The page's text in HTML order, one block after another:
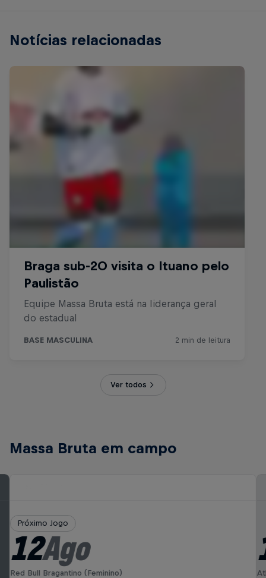
Notícias relacionadas
Ver todos
Massa Bruta em campo
Próximo Jogo
12Ago
Red Bull Bragantino (Feminino)